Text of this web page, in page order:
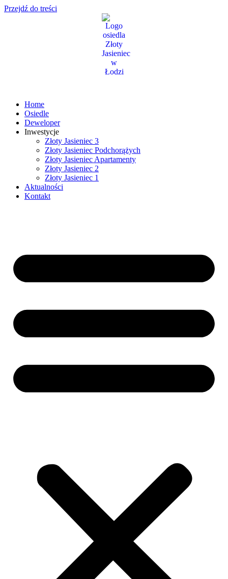
Przejdź do treści
Home
Osiedle
Deweloper
Inwestycje
Złoty Jasieniec 3
Złoty Jasieniec Podchorążych
Złoty Jasieniec Apartamenty
Złoty Jasieniec 2
Złoty Jasieniec 1
Aktualności
Kontakt